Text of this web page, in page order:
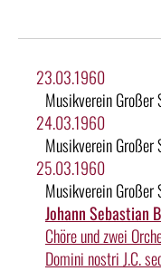
23.03.1960
Musikverein Großer
24.03.1960
Musikverein Großer
25.03.1960
Musikverein Großer
Johann Sebastian
Chöre und zwei
Domini nostri J.C.